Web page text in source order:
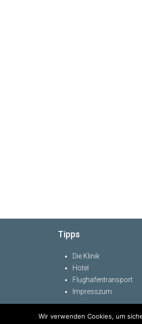
Tipps
Die Klinik
Hotel
Flughafentransport
Impresszum
Wir verwenden Cookies, um